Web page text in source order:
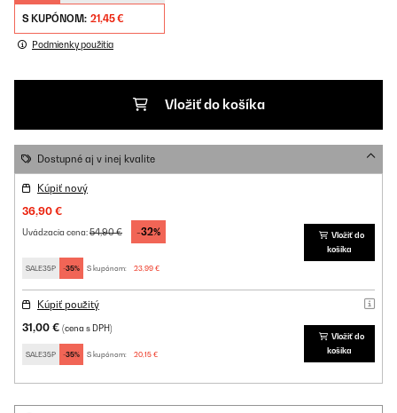
S KUPÓNOM: 21,45 €
Podmienky použitia
Vložiť do košíka
Dostupné aj v inej kvalite
Kúpiť nový
36,90 €
Uvádzacia cena:54,90 € -32%
SALE35P -35% S kupónom: 23,99 €
Vložiť do
košíka
Kúpiť použitý
31,00 € (cena s DPH)
SALE35P -35% S kupónom: 20,15 €
Vložiť do
košíka